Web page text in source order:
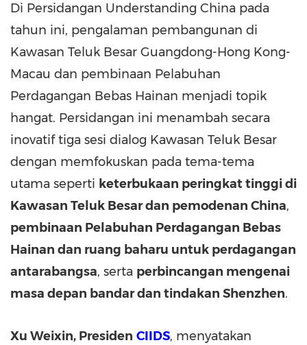
Di Persidangan Understanding China pada
tahun ini, pengalaman pembangunan di
Kawasan Teluk Besar Guangdong-Hong Kong-
Macau dan pembinaan Pelabuhan
Perdagangan Bebas Hainan menjadi topik
hangat. Persidangan ini menambah secara
inovatif tiga sesi dialog Kawasan Teluk Besar
dengan memfokuskan pada tema-tema
utama seperti keterbukaan peringkat tinggi di
Kawasan Teluk Besar dan pemodenan China,
pembinaan Pelabuhan Perdagangan Bebas
Hainan dan ruang baharu untuk perdagangan
antarabangsa, serta perbincangan mengenai
masa depan bandar dan tindakan Shenzhen.
Xu Weixin, Presiden CIIDS, menyatakan